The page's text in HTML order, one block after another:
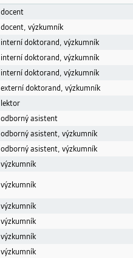
docent
docent, výzkumník
interní doktorand, výzkumník
interní doktorand, výzkumník
interní doktorand, výzkumník
externí doktorand, výzkumník
lektor
odborný asistent
odborný asistent, výzkumník
odborný asistent, výzkumník
výzkumník
výzkumník
výzkumník
výzkumník
výzkumník
výzkumník